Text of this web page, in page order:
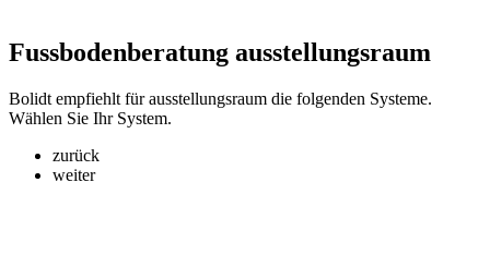
Fussbodenberatung ausstellungsraum
Bolidt empfiehlt für ausstellungsraum die folgenden Systeme.
Wählen Sie Ihr System.
zurück
weiter